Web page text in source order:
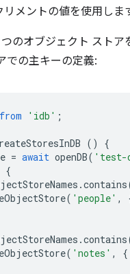
メントの値を使用します
のオブジェクト ストア
での主キーの定義:
from 'idb' ;
()
{
= await openDB( 'test-
{
.contains
( 'people' ,
.contains
( 'notes' , {